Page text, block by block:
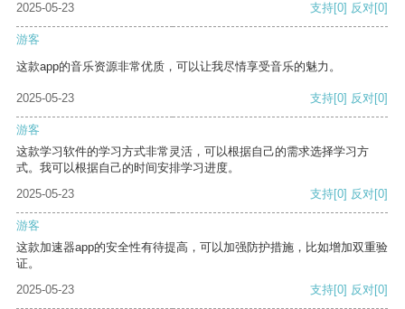
2025-05-23 支持[0] 反对[0]
游客
这款app的音乐资源非常优质，可以让我尽情享受音乐的魅力。
2025-05-23 支持[0] 反对[0]
游客
这款学习软件的学习方式非常灵活，可以根据自己的需求选择学习方
式。我可以根据自己的时间安排学习进度。
2025-05-23
支持[0] 反对[0]
游客
这款加速器app的安全性有待提高，可以加强防护措施，比如增加双重验
证。
2025-05-23
支持[0] 反对[0]